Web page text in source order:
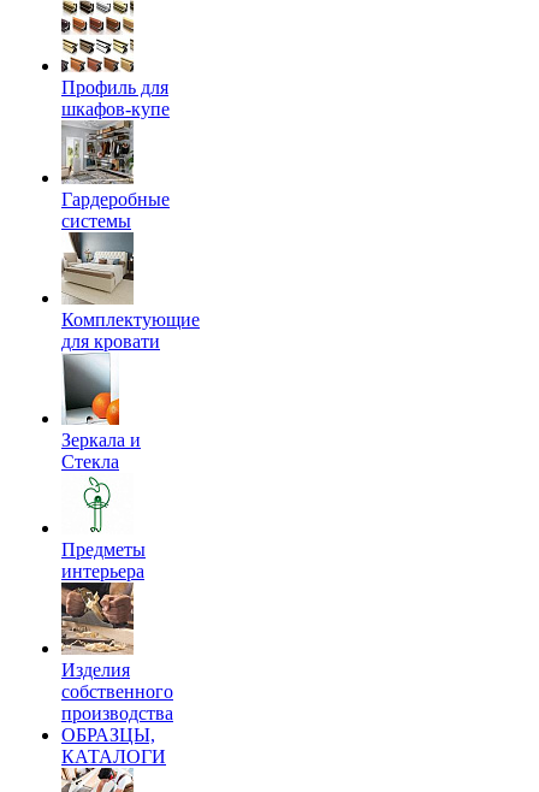
Профиль для
шкафов-купе
Гардеробные
системы
Комплектующие
для кровати
Зеркала и
Стекла
Предметы
интерьера
Изделия
собственного
производства
ОБРАЗЦЫ,
КАТАЛОГИ